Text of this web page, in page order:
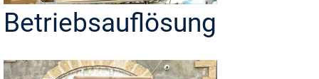
Betriebsauflösung